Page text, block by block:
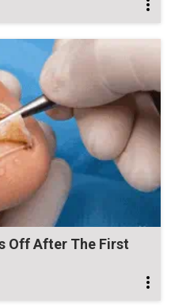
Off After The First